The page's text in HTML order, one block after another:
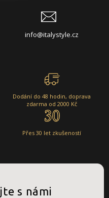
info@italystyle.cz
Dodání do 48 hodin, doprava
zdarma od 2000 Kč
Přes 30 let zkušeností
s námi